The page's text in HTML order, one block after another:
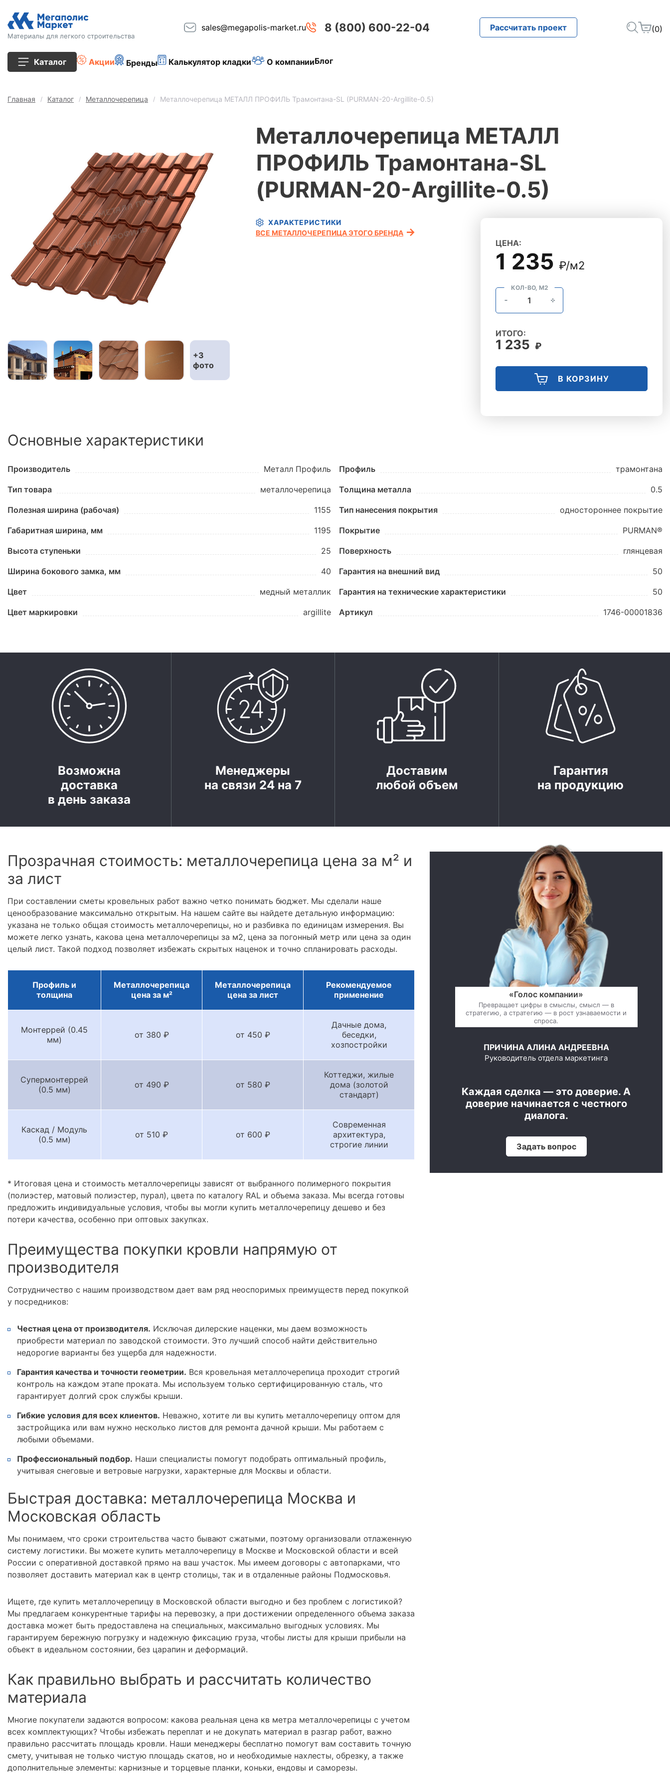
Материалы для легкого строительства
sales@megapolis-market.ru 8 (800) 600-22-04 Рассчитать проект (0)
Каталог
Плиты перекрытия
Сопутствующие товары
Тротуарная плитка
Сайдинг
Металлочерепица
Мягкая кровля
Акции Бренды Калькулятор кладки О компанииБлог
Главная Каталог Металлочерепица Металлочерепица МЕТАЛЛ ПРОФИЛЬ Трамонтана-SL (PURMAN-20-Argillite-0.5)
Металлочерепица МЕТАЛЛ
ПРОФИЛЬ Трамонтана-SL
(PURMAN-20-Argillite-0.5)
+3
фото
ХАРАКТЕРИСТИКИ
ВСЕ МЕТАЛЛОЧЕРЕПИЦА ЭТОГО БРЕНДА
ЦЕНА:
1 235 ₽/м2
КОЛ-ВО, М2
ИТОГО:
1 235 ₽
В КОРЗИНУ
Основные характеристики
Производитель Металл Профиль
Тип товара металлочерепица
Полезная ширина (рабочая) 1155
Габаритная ширина, мм 1195
Высота ступеньки 25
Ширина бокового замка, мм 40
Цвет медный металлик
Цвет маркировки argillite
Профиль трамонтана
Толщина металла 0.5
Тип нанесения покрытия одностороннее покрытие
Покрытие PURMAN®
Поверхность глянцевая
Гарантия на внешний вид 50
Гарантия на технические характеристики 50
Артикул 1746-00001836
Возможна
доставка
в день заказа
Менеджеры
на связи 24 на 7
Доставим
любой объем
Гарантия
на продукцию
Прозрачная стоимость: металлочерепица цена за м² и
за лист
При составлении сметы кровельных работ важно четко понимать бюджет. Мы сделали наше
ценообразование максимально открытым. На нашем сайте вы найдете детальную информацию:
указана не только общая стоимость металлочерепицы, но и разбивка по единицам измерения. Вы
можете легко узнать, какова цена металлочерепицы за м2, цена за погонный метр или цена за один
целый лист. Такой подход позволяет избежать скрытых наценок и точно спланировать расходы.
Профиль и
толщина
Металлочерепица
цена за м²
Металлочерепица
цена за лист
Рекомендуемое
применение
Монтеррей (0.45
мм)
от 380 ₽ от 450 ₽
Дачные дома,
беседки,
хозпостройки
Супермонтеррей
(0.5 мм)
от 490 ₽ от 580 ₽
Коттеджи, жилые
дома (золотой
стандарт)
Каскад / Модуль
(0.5 мм)
от 510 ₽ от 600 ₽
Современная
архитектура,
строгие линии
* Итоговая цена и стоимость металлочерепицы зависят от выбранного полимерного покрытия
(полиэстер, матовый полиэстер, пурал), цвета по каталогу RAL и объема заказа. Мы всегда готовы
предложить индивидуальные условия, чтобы вы могли купить металлочерепицу дешево и без
потери качества, особенно при оптовых закупках.
Преимущества покупки кровли напрямую от
производителя
Сотрудничество с нашим производством дает вам ряд неоспоримых преимуществ перед покупкой
у посредников:
Честная цена от производителя. Исключая дилерские наценки, мы даем возможность
приобрести материал по заводской стоимости. Это лучший способ найти действительно
недорогие варианты без ущерба для надежности.
Гарантия качества и точности геометрии. Вся кровельная металлочерепица проходит строгий
контроль на каждом этапе проката. Мы используем только сертифицированную сталь, что
гарантирует долгий срок службы крыши.
Гибкие условия для всех клиентов. Неважно, хотите ли вы купить металлочерепицу оптом для
застройщика или вам нужно несколько листов для ремонта дачной крыши. Мы работаем с
любыми объемами.
Профессиональный подбор. Наши специалисты помогут подобрать оптимальный профиль,
учитывая снеговые и ветровые нагрузки, характерные для Москвы и области.
Быстрая доставка: металлочерепица Москва и
Московская область
Мы понимаем, что сроки строительства часто бывают сжатыми, поэтому организовали отлаженную
систему логистики. Вы можете купить металлочерепицу в Москве и Московской области и всей
России с оперативной доставкой прямо на ваш участок. Мы имеем договоры с автопарками, что
позволяет доставить материал как в центр столицы, так и в отдаленные районы Подмосковья.
Ищете, где купить металлочерепицу в Московской области выгодно и без проблем с логистикой?
Мы предлагаем конкурентные тарифы на перевозку, а при достижении определенного объема заказа
доставка может быть предоставлена на специальных, максимально выгодных условиях. Мы
гарантируем бережную погрузку и надежную фиксацию груза, чтобы листы для крыши прибыли на
объект в идеальном состоянии, без царапин и деформаций.
Как правильно выбрать и рассчитать количество
материала
Многие покупатели задаются вопросом: какова реальная цена кв метра металлочерепицы с учетом
всех комплектующих? Чтобы избежать переплат и не докупать материал в разгар работ, важно
правильно рассчитать площадь кровли. Наши менеджеры бесплатно помогут вам составить точную
смету, учитывая не только чистую площадь скатов, но и необходимые нахлесты, обрезку, а также
дополнительные элементы: карнизные и торцевые планки, коньки, ендовы и саморезы.
«Голос компании»
Превращает цифры в смыслы, смысл — в
стратегию, а стратегию — в рост узнаваемости и
спроса.
ПРИЧИНА АЛИНА АНДРЕЕВНА
Руководитель отдела маркетинга
Каждая сделка — это доверие. А
доверие начинается с честного
диалога.
Задать вопрос